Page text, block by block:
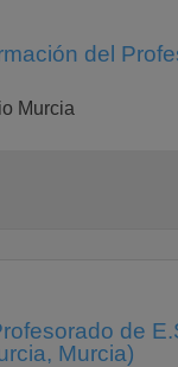
del
Murcia
de
Murcia)